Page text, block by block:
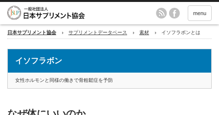
menu
日本サプリメント協会 サプリメントデータベース 素材 イソフラボンとは
イソフラボン
女性ホルモンと同様の働きで骨粗鬆症を予防